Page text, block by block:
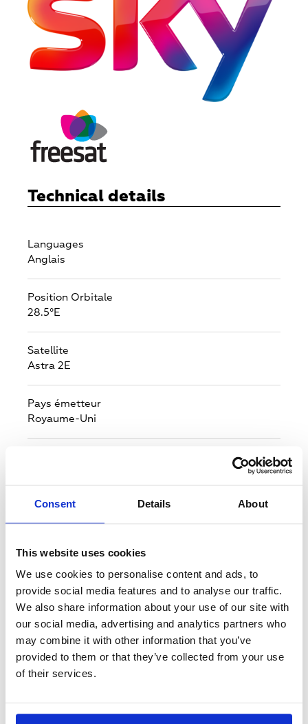
Consent Details About
This website uses cookies
We use cookies to personalise content and ads, to
provide social media features and to analyse our traffic.
We also share information about your use of our site with
our social media, advertising and analytics partners who
may combine it with other information that you’ve
provided to them or that they’ve collected from your use
of their services.
Technical details
Languages
Anglais
Position Orbitale
28.5°E
Satellite
Astra 2E
Pays émetteur
Royaume-Uni
Guernsey, Irlande, Ile De Man, Jersey,
Luxembourg,
Pays-Bas, Royaume-Uni
Belgique, Allemagne, Îles Féroé,
Guernsey, Irlande, Ile De Man, Jersey,
Luxembourg,
Pays-Bas, Royaume-Uni
Standard
DVB-S2
MPEG - 4/ MPEG-2